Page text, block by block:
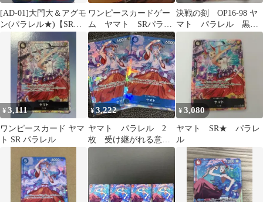
[AD-01]大門大＆アグモ
ン(パラレル★)【SR】
AD1-021（Ver.TVアニ
メ） ITLW4TULQT2Q
ワンピースカードゲー
ム ヤマト SRパラレ
ル EB02-006
決戦の刻 OP16-98 ヤ
マト パラレル 黒色
デッキパーツ SR ワノ
¥3,111
ワンピースカード ヤマ
ト SR パラレル
¥3,222
ヤマト パラレル 2
枚 受け継がれる意
志 ワンピースカード
¥3,080
ヤマト SR★ パラレ
ル